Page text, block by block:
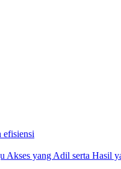
efisiensi
Akses yang Adil serta Hasil